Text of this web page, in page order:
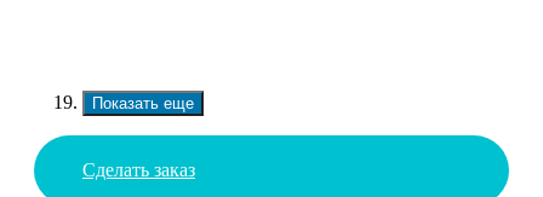
Показать еще
Сделать заказ